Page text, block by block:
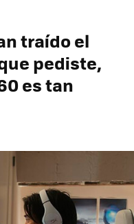
traído el
pediste,
es tan